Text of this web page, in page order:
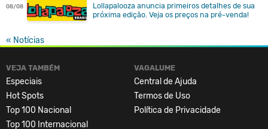
08/08
Lollapalooza anuncia primeiros detalhes de sua
próxima edição. Veja os preços na pré-venda!
« Notícias
VEJA TAMBÉM
Especiais
Hot Spots
Top 100 Nacional
Top 100 Internacional
VAGALUME
Central de Ajuda
Termos de Uso
Política de Privacidade